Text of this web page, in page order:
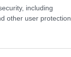
including
other user protection.